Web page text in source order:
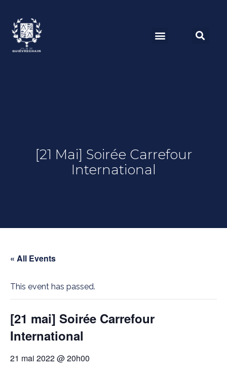
[21 Mai] Soirée Carrefour
International
« All Events
This event has passed.
[21 mai] Soirée Carrefour
International
21 mai 2022 @ 20h00